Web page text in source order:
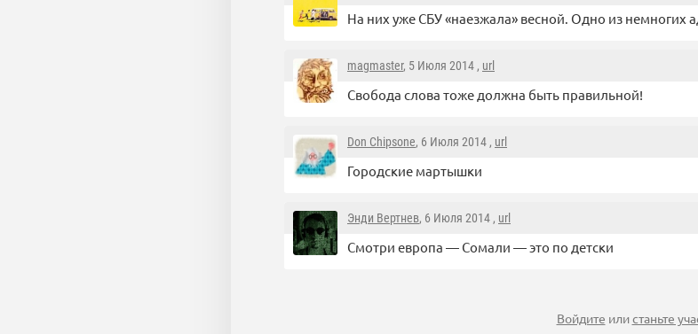
На них уже СБУ «наезжала» весной. Одно из немногих
magmaster, 5 Июля 2014 , url
Свобода слова тоже должна быть правильной!
Don Chipsone, 6 Июля 2014 , url
Городские мартышки
Энди Вертнев, 6 Июля 2014 , url
Смотри европа — Сомали — это по детски
Войдите илистаньте